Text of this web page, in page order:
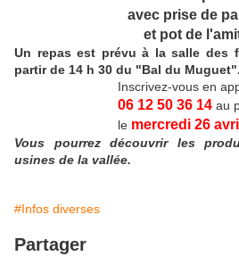
avec prise de
et pot de
Un repas est prévu à la salle des
partir de 14 h 30 du "Bal du Muguet".
Inscrivez-vous en
06 12 50 36 14au
le mercredi 26
Vous pourrez découvrir les
usines de la vallée.
#Infos diverses
Partager